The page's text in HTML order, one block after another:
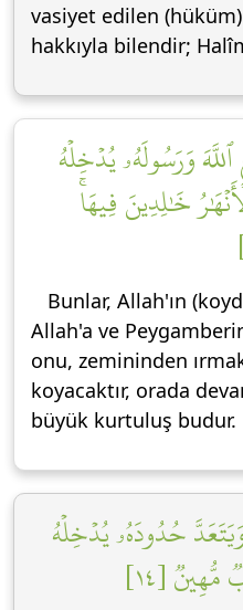
vasiyet edilen
hakkıyla bilendir;
وَرَسُولَهُۥ يُدۡخِلۡهُ
خَٰلِدِينَ فِيهَاۚ
Bunlar, Allah'ın
Allah'a ve
onu, zemininden
koyacaktır, orada
büyük kurtuluş budur.
حُدُودَهُۥ يُدۡخِلۡهُ
[١٤]